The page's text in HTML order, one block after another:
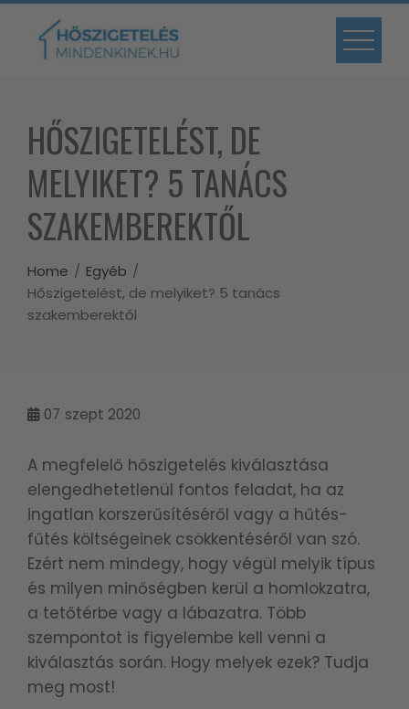
Skip
content
HŐSZIGETELÉST, DE
MELYIKET? 5 TANÁCS
SZAKEMBEREKTŐL
Home
Egyéb
Hőszigetelést, de melyiket? 5 tanács
szakemberektől
07 szept 2020
A megfelelő hőszigetelés kiválasztása
elengedhetetlenül fontos feladat, ha az
ingatlan korszerűsítéséről vagy a hűtés-
fűtés költségeinek csökkentéséről van szó.
Ezért nem mindegy, hogy végül melyik típus
és milyen minőségben kerül a homlokzatra,
a tetőtérbe vagy a lábazatra. Több
szempontot is figyelembe kell venni a
kiválasztás során. Hogy melyek ezek? Tudja
meg most!